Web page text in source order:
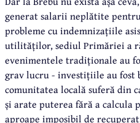
generat salarii neplătite
probleme cu indemnizațiile
utilităților, sediul Primăriei a
evenimentele tradiționale au
grav lucru - investițiile au fost
comunitatea locală suferă din
și arate puterea fără a calcula
aproape imposibil de